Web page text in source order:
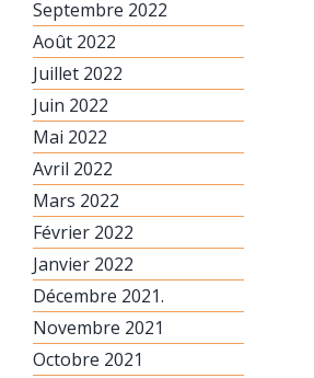
Septembre 2022
Août 2022
Juillet 2022
Juin 2022
Mai 2022
Avril 2022
Mars 2022
Février 2022
Janvier 2022
Décembre 2021.
Novembre 2021
Octobre 2021